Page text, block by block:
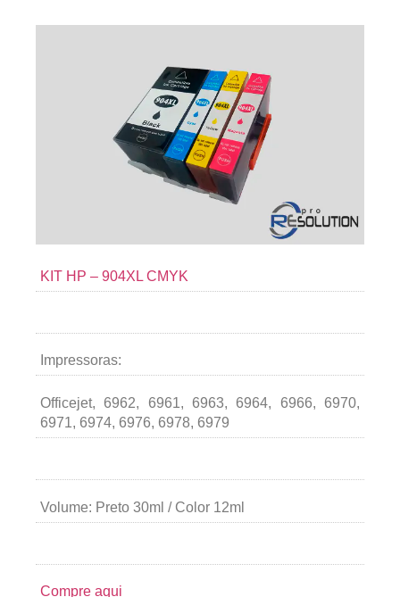
KIT HP – 904XL CMYK
Impressoras:
Officejet, 6962, 6961, 6963, 6964, 6966, 6970,
6971, 6974, 6976, 6978, 6979
Volume: Preto 30ml / Color 12ml
Compre aqui